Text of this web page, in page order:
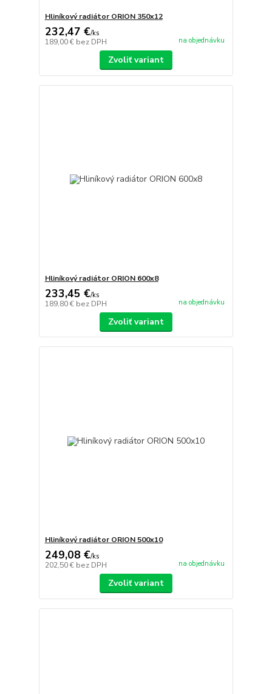
Hliníkový radiátor ORION 350x12
232,47 €/ks
189,00 € bez DPH na objednávku
Zvoliť variant
Hliníkový radiátor ORION 600x8
233,45 €/ks
189,80 € bez DPH na objednávku
Zvoliť variant
Hliníkový radiátor ORION 500x10
249,08 €/ks
202,50 € bez DPH na objednávku
Zvoliť variant